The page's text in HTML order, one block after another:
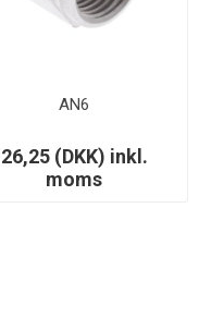
AN6
26,25 (DKK) inkl.
moms